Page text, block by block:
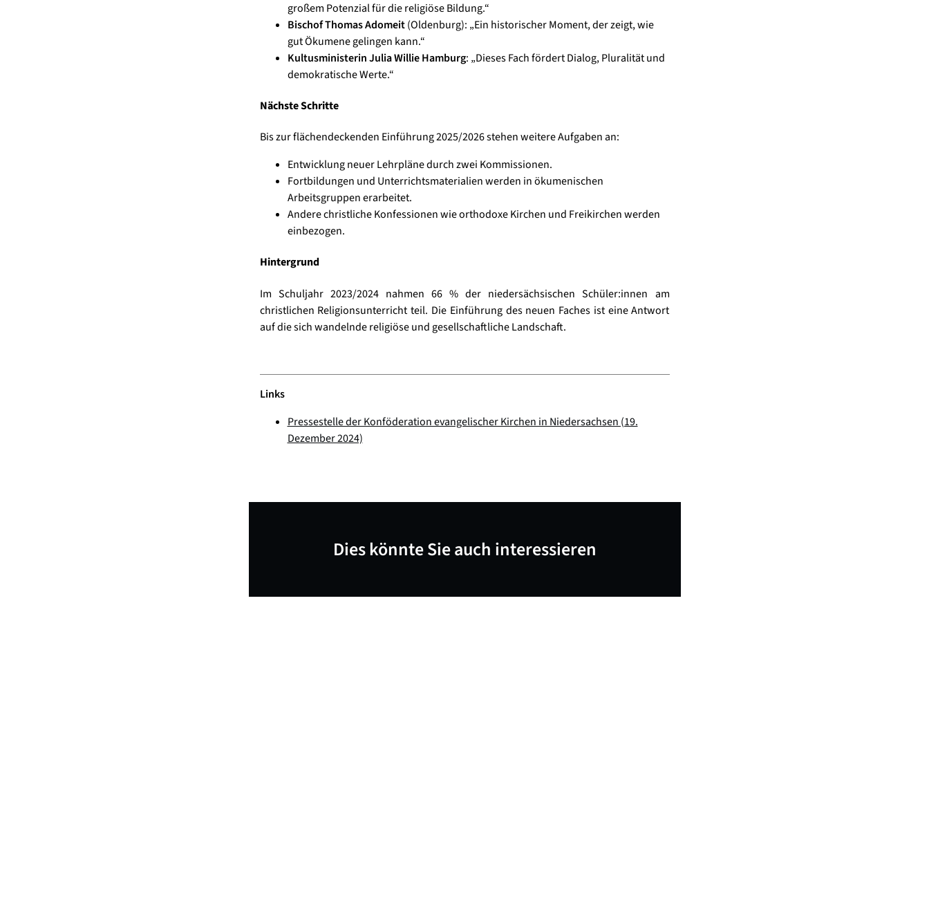
großem Potenzial für die religiöse Bildung.“
Bischof Thomas Adomeit(Oldenburg): „Ein historischer Moment, der zeigt, wie
gut Ökumene gelingen kann.“
Kultusministerin Julia Willie Hamburg: „Dieses Fach fördert Dialog, Pluralität und
demokratische Werte.“
Nächste Schritte
Bis zur flächendeckenden Einführung 2025/2026 stehen weitere Aufgaben an:
Entwicklung neuer Lehrpläne durch zwei Kommissionen.
Fortbildungen und Unterrichtsmaterialien werden in ökumenischen
Arbeitsgruppen erarbeitet.
Andere christliche Konfessionen wie orthodoxe Kirchen und Freikirchen werden
einbezogen.
Hintergrund
Im Schuljahr 2023/2024 nahmen 66 % der niedersächsischen Schüler:innen am
christlichen Religionsunterricht teil. Die Einführung des neuen Faches ist eine Antwort
auf die sich wandelnde religiöse und gesellschaftliche Landschaft.
Links
Pressestelle der Konföderation evangelischer Kirchen in Niedersachsen (19.
Dezember 2024)
Dies könnte Sie auch interessieren